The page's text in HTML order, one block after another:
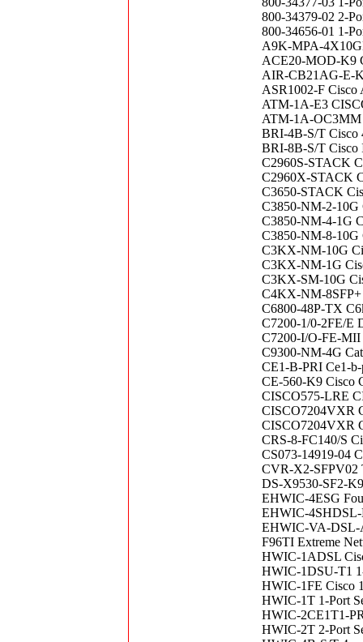
800-34379-02 2-
800-34656-01 1-
A9K-MPA-
ACE20-MOD-K9
AIR-CB21AG-E-
ASR1002-F Cisco
ATM-1A-E3
ATM-1A-
BRI-4B-S/T Cisco
BRI-8B-S/T Cisco
C2960S-STACK
C2960X-STACK
C3650-STACK
C3850-NM-2-10G
C3850-NM-4-1G
C3850-NM-8-10G
C3KX-NM-10G
C3KX-NM-1G
C3KX-SM-10G
C4KX-NM-8SFP+
C6800-48P-TX
C7200-1/0-2FE/E
C7200-I/O-FE-MII
C9300-NM-4G
CE1-B-PRI Ce1-
CE-560-K9 Cisco
CISCO575-LRE
CISCO7204VXR
CISCO7204VXR
CRS-8-FC140/S
CS073-14919-04
CVR-X2-
DS-X9530-SF2-
EHWIC-4ESG
EHWIC-4SHDSL-
EHWIC-VA-DSL-
F96TI Extreme
HWIC-1ADSL
HWIC-1DSU-T1
HWIC-1FE Cisco
HWIC-1T 1-Port
HWIC-2CE1T1-
HWIC-2T 2-Port